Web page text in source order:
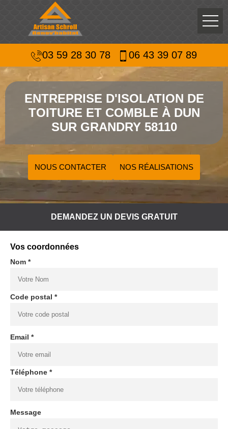
03 59 28 30 78 06 43 39 07 89
ENTREPRISE D'ISOLATION DE
TOITURE ET COMBLE À DUN
SUR GRANDRY 58110
NOUS CONTACTER NOS RÉALISATIONS
DEMANDEZ UN DEVIS GRATUIT
Vos coordonnées
Nom *
Code postal *
Email *
Téléphone *
Message